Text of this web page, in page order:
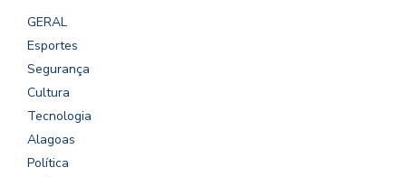
GERAL
Esportes
Segurança
Cultura
Tecnologia
Alagoas
Política